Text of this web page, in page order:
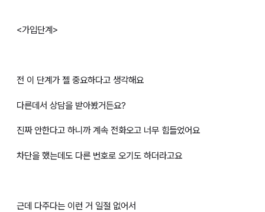
<가입단계>
전 이 단계가 젤 중요하다고 생각해요
다른데서 상담을 받아봤거든요?
진짜 안한다고 하니까 계속 전화오고 너무 힘들었어요
차단을 했는데도 다른 번호로 오기도 하더라고요
근데 다주다는 이런 거 일절 없어서